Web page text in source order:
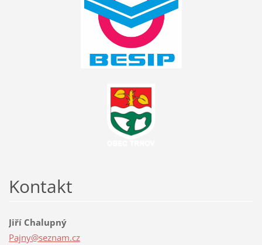
Kontakt
Jiří Chalupný
Pajny@seznam.cz